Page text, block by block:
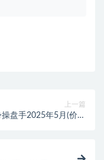
上一篇
盘手2025年5月(价值